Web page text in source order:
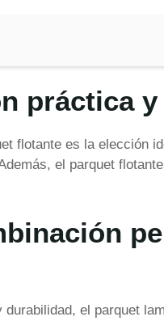
práctica
flotante es la elección
el parquet
el parquet